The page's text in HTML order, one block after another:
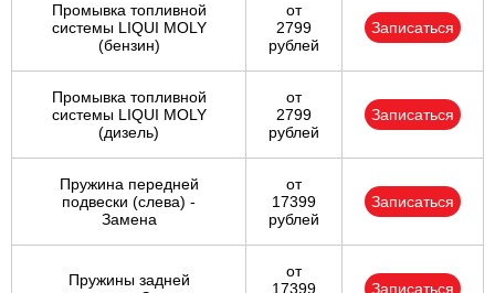
Промывка топливной
системы LIQUI MOLY
(бензин)
от
2799
рублей
Записаться
Промывка топливной
системы LIQUI MOLY
(дизель)
от
2799
рублей
Записаться
Пружина передней
подвески (слева) -
Замена
от
17399
рублей
Записаться
Пружины задней
от
17399
Записаться